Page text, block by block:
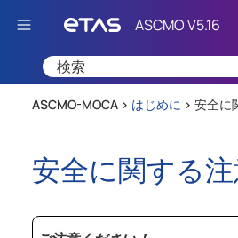
Skip To Main
ASCMO-MOCA > はじめに > 安全に
安全に関する